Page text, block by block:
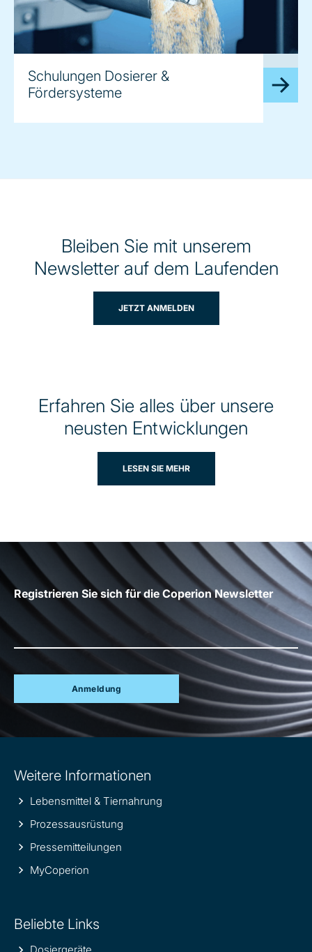
Schulungen Dosierer &
Fördersysteme
Bleiben Sie mit unserem
Newsletter auf dem Laufenden
JETZT ANMELDEN
Erfahren Sie alles über unsere
neusten Entwicklungen
LESEN SIE MEHR
Registrieren Sie sich für die Coperion Newsletter
Anmeldung
information
Weitere Informationen
Lebensmittel & Tiernahrung
Prozessausrüstung
Pressemitteilungen
MyCoperion
Beliebte Links